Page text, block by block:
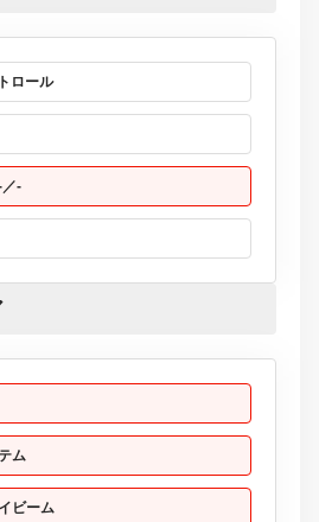
ロール
-
ム
ビーム